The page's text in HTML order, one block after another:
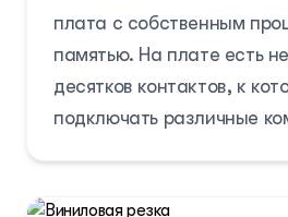
плата с собственным
памятью. На плате есть
десятков контактов, к
подключать различные
вообще всё, что работает